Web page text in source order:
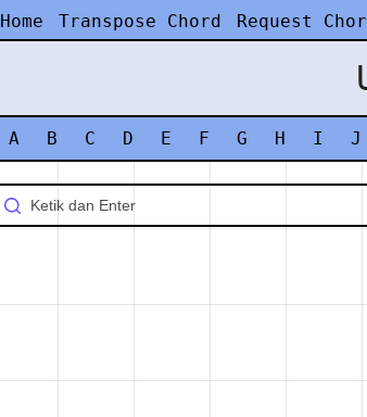
Home Transpose Chord Request
A B C D E F G H I J